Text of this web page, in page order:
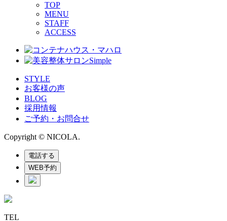
TOP
MENU
STAFF
ACCESS
STYLE
お客様の声
BLOG
採用情報
ご予約・お問合せ
Copyright © NICOLA.
電話する
WEB予約
TEL